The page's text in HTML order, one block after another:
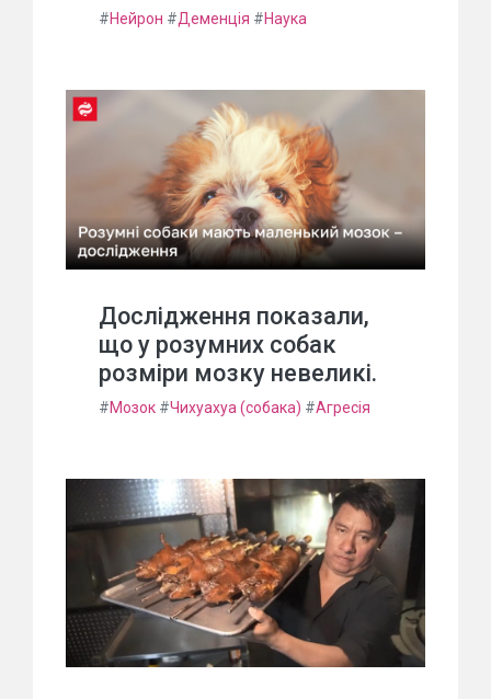
#Нейрон #Деменція #Наука
Дослідження показали,
що у розумних собак
розміри мозку невеликі.
#Мозок #Чихуахуа (собака) #Агресія